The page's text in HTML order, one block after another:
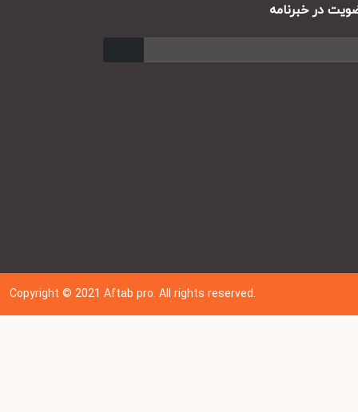
در خبرنامه
Copyright © 202 1Aftab pro. All rights reserved.